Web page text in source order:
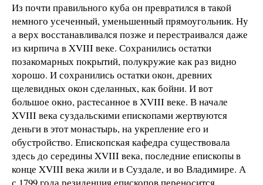
Из почти правильного куба он превратился в такой
немного усеченный, уменьшенный прямоугольник. Ну
а верх восстанавливался позже и перестраивался даже
из кирпича в XVIII веке. Сохранились остатки
позакомарных покрытий, полукружие как раз видно
хорошо. И сохранились остатки окон, древних
щелевидных окон сделанных, как бойни. И вот
большое окно, растесанное в XVIII веке. В начале
XVIII века суздальскими епископами жертвуются
деньги в этот монастырь, на укрепление его и
обустройство. Епископская кафедра существовала
здесь до середины XVIII века, последние епископы в
конце XVIII века жили и в Суздале, и во Владимире. А